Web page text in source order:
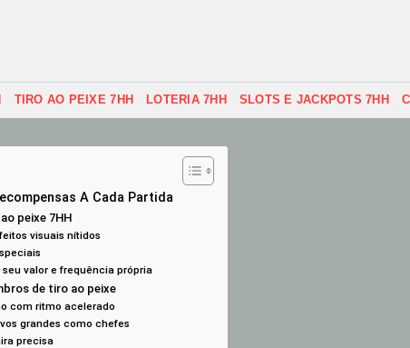
TIRO AO PEIXE 7HH LOTERIA 7HH SLOTS E JACKPOTS 7HH
A Cada Partida
peixe 7HH
visuais nítidos
valor e frequência própria
de tiro ao peixe
com ritmo acelerado
grandes como chefes
precisa